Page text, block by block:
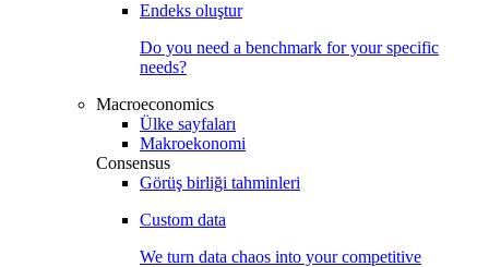
Endeks oluştur
Do you need a benchmark for your specific
needs?
Macroeconomics
Ülke sayfaları
Makroekonomi
Consensus
Görüş birliği tahminleri
Custom data
We turn data chaos into your competitive